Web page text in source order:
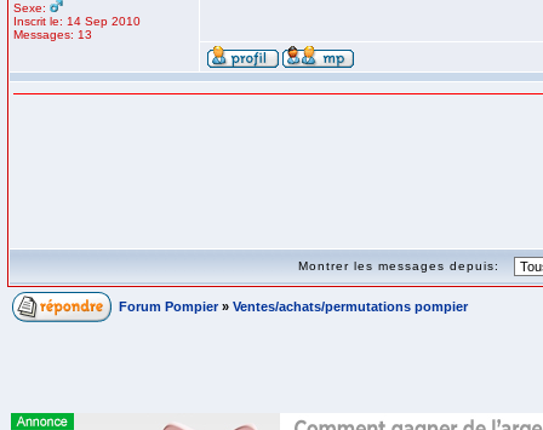
Sexe:
Inscrit le: 14 Sep 2010
Messages: 13
Montrer les messages depuis:
Forum Pompier » Ventes/achats/permutations pompier